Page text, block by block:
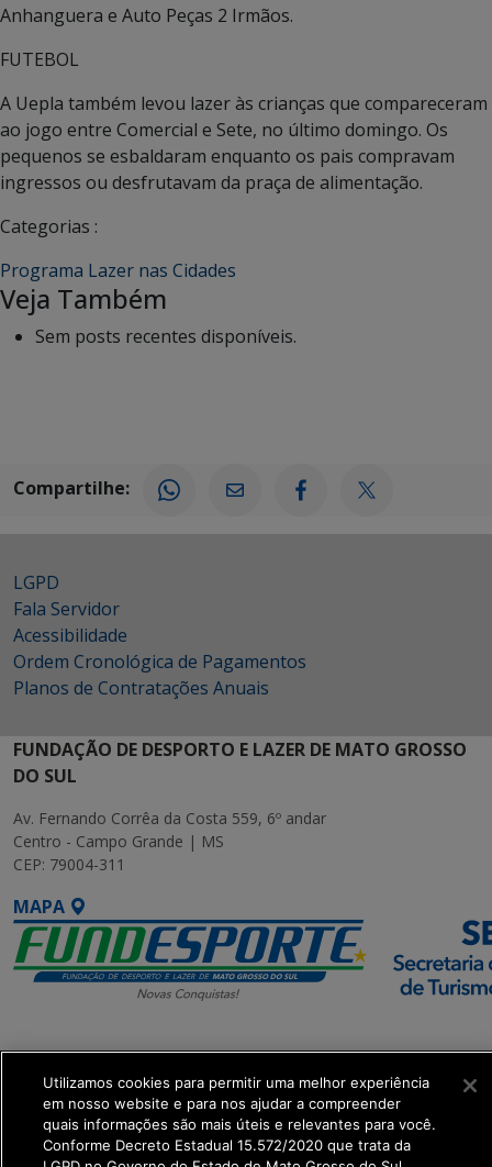
Anhanguera e Auto Peças 2 Irmãos.
FUTEBOL
A Uepla também levou lazer às crianças que compareceram
ao jogo entre Comercial e Sete, no último domingo. Os
pequenos se esbaldaram enquanto os pais compravam
ingressos ou desfrutavam da praça de alimentação.
Categorias :
Programa Lazer nas Cidades
Veja Também
Sem posts recentes disponíveis.
Compartilhe:
LGPD
Fala Servidor
Acessibilidade
Ordem Cronológica de Pagamentos
Planos de Contratações Anuais
FUNDAÇÃO DE DESPORTO E LAZER DE MATO GROSSO
DO SUL
Av. Fernando Corrêa da Costa 559, 6º andar
Centro - Campo Grande | MS
CEP: 79004-311
MAPA
SETDIG | Secretaria-
Executiva de
Transformação Digital
get_footer();
Utilizamos cookies para permitir uma melhor experiência
em nosso website e para nos ajudar a compreender
quais informações são mais úteis e relevantes para você.
Conforme Decreto Estadual 15.572/2020 que trata da